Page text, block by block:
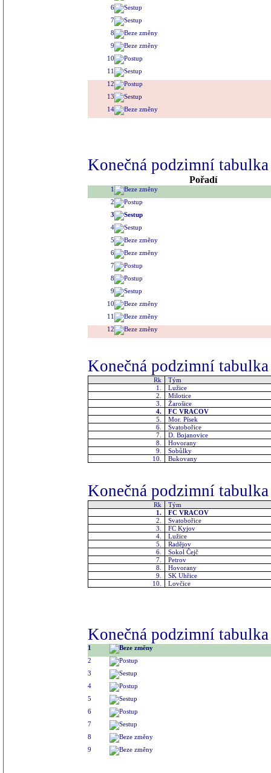
6
7
8
9
10
11
12
13
14
Konečná podzimní
Pořadí
1
2
3
4
5
6
7
8
9
10
11
12
Konečná podzimní
Rk
Tým
1.
Lužice
2.
Milotice
3.
Žarošice
4.
FC VRACOV
5.
Mor. Písek
6.
Svatobořice
7.
D. Bojanovice
8.
Hovorany
9.
Sobůlky
10.
Bukovany
Konečná podzimní
Rk
Tým
1.
FC VRACOV
2.
Svatobořice
3.
FC Kyjov
4.
Lužice
5.
Radějov
6.
Sokol Čejč
7.
Petrov
8.
Hovorany
9.
SK Uhřice
10.
Lovčice
Konečná podzimní
1
2
3
4
5
6
7
8
9